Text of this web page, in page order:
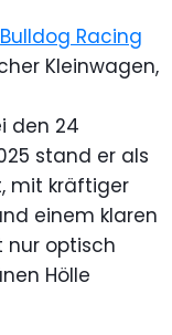
Bulldog Racing
Kleinwagen,
den 24
stand er als
mit kräftiger
einem klaren
nur optisch
Hölle